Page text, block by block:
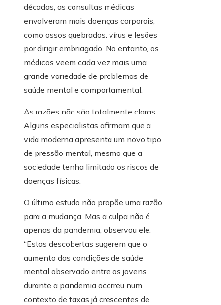
décadas, as consultas médicas
envolveram mais doenças corporais,
como ossos quebrados, vírus e lesões
por dirigir embriagado. No entanto, os
médicos veem cada vez mais uma
grande variedade de problemas de
saúde mental e comportamental.
As razões não são totalmente claras.
Alguns especialistas afirmam que a
vida moderna apresenta um novo tipo
de pressão mental, mesmo que a
sociedade tenha limitado os riscos de
doenças físicas.
O último estudo não propõe uma razão
para a mudança. Mas a culpa não é
apenas da pandemia, observou ele.
“Estas descobertas sugerem que o
aumento das condições de saúde
mental observado entre os jovens
durante a pandemia ocorreu num
contexto de taxas já crescentes de